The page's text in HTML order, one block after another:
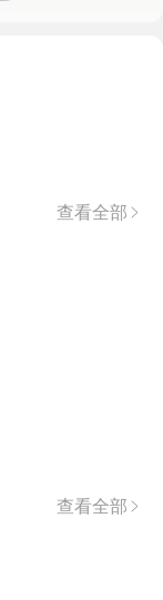
查看全部
查看全部